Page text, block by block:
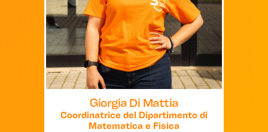
Giorgia Di Mattia
Coordinatrice del Dipartimento di
Matematica e Fisica